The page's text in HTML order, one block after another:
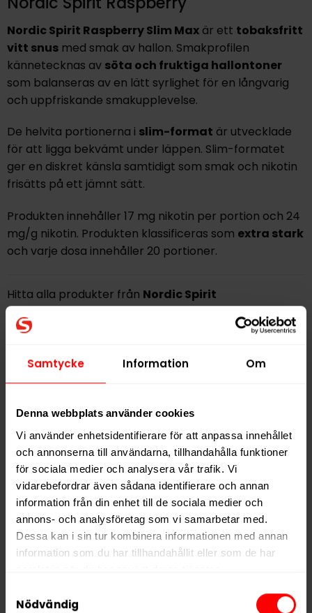
Samtycke Information Om
Denna webbplats använder cookies
Vi använder enhetsidentifierare för att anpassa innehållet
och annonserna till användarna, tillhandahålla funktioner
för sociala medier och analysera vår trafik. Vi
vidarebefordrar även sådana identifierare och annan
information från din enhet till de sociala medier och
annons- och analysföretag som vi samarbetar med.
Dessa kan i sin tur kombinera informationen med annan
information som du har tillhandahållit eller som de har
We work with who may receive and
Nödvändig
Nordic Spirit Raspberry Slim Maxär ett tobaksfritt
vitt snusmed smak av hallon. Smakprofilen
kännetecknas av söta och fruktiga hallontoner
som balanseras av en lätt syrlighet för en långvarig
och uppfriskande smakupplevelse.
De helvita portionerna i slim-format är utvecklade
för att ligga bekvämt under läppen. Slim-formatet
ger en diskret känsla samtidigt som smak och nikotin
frisätts på ett jämnt sätt.
Produkten innehåller 17 mg nikotin per portion och 24
mg/g nikotin. Produkten klassificeras som extra stark
och varje dosa innehåller 20 portioner.
Hitta alla produkter från Nordic Spirit
Alla produkter med smaken
PRODUKTINFORMATION
Smak
Bär
Format
Slim
Styrka
Extra Stark
Nikotin per gram
24,0 mg/g
Nikotin per portion
16,8 mg
Nikotin per dosa
336 mg
Vikt per dosa
14 g
Vikt per portion